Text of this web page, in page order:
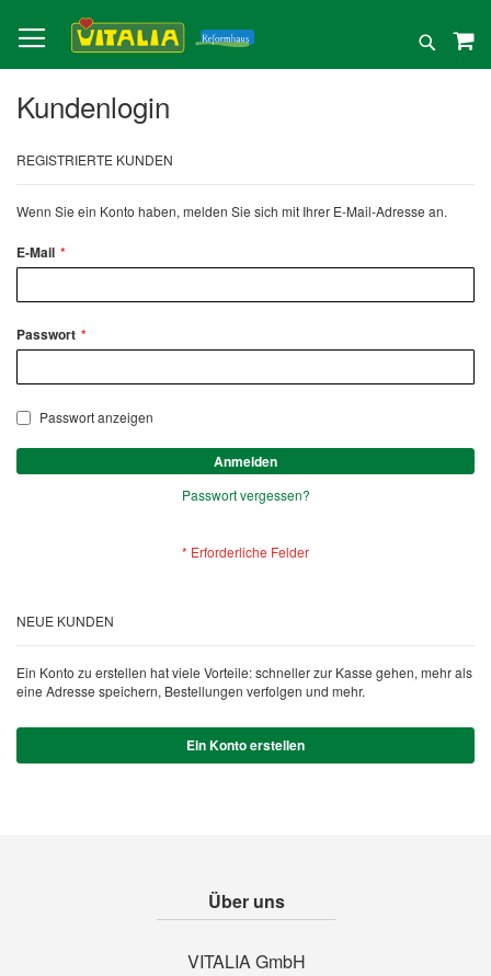
zum
Inhalt
Suche
Kundenlogin
REGISTRIERTE KUNDEN
Wenn Sie ein Konto haben, melden Sie sich mit Ihrer E-Mail-Adresse an.
E-Mail
Passwort
Passwort anzeigen
Anmelden
Passwort vergessen?
NEUE KUNDEN
Ein Konto zu erstellen hat viele Vorteile: schneller zur Kasse gehen, mehr als
eine Adresse speichern, Bestellungen verfolgen und mehr.
Ein Konto erstellen
Über uns
VITALIA GmbH